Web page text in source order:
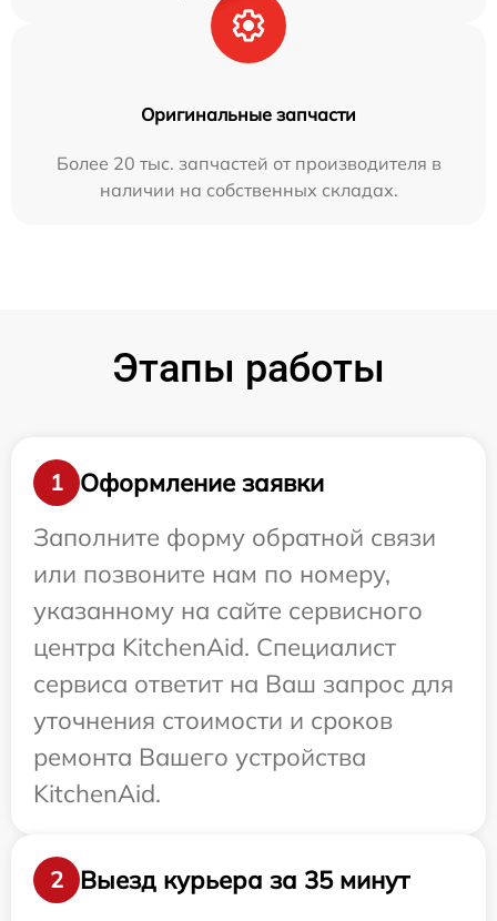
Оригинальные запчасти
Более 20 тыс. запчастей от производителя в
наличии на собственных складах.
Этапы работы
1
Оформление заявки
Заполните форму обратной связи
или позвоните нам по номеру,
указанному на сайте сервисного
центра KitchenAid. Специалист
сервиса ответит на Ваш запрос для
уточнения стоимости и сроков
ремонта Вашего устройства
KitchenAid.
2
Выезд курьера за 35 минут